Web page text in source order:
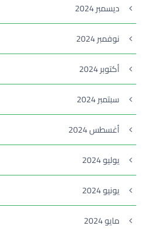
ديسمبر 2024
نوفمبر 2024
أكتوبر 2024
سبتمبر 2024
أغسطس 2024
يوليو 2024
يونيو 2024
مايو 2024